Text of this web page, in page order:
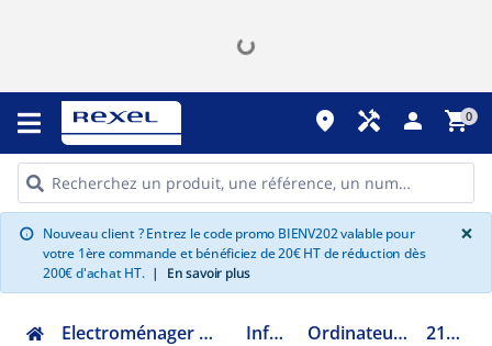
place handyman person shopping_cart0
info Nouveau client ? Entrez le code promo BIENV202 valable pour
votre 1ère commande et bénéficiez de 20€ HT de réduction dès
200€ d'achat HT. | En savoir plus
×
Electroménager multimédia et informatique Informatique Ordinateur portable laptop 21SX000RFR